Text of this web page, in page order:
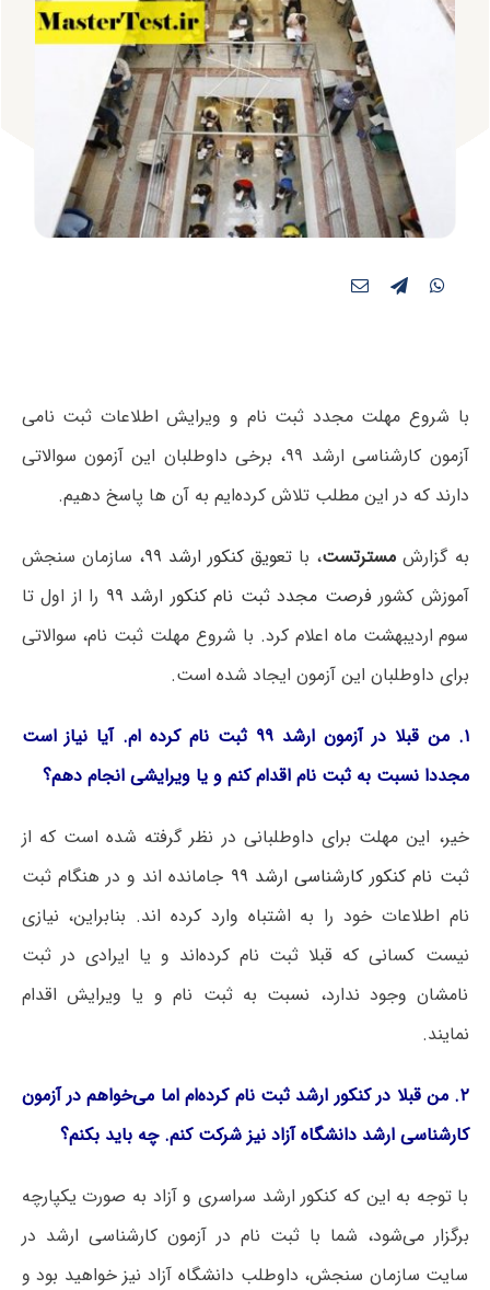
با شروع مهلت مجدد ثبت نام و ویرایش اطلاعات ثبت نامی
آزمون کارشناسی ارشد ۹۹، برخی داوطلبان این آزمون سوالاتی
دارند که در این مطلب تلاش کرده‌ایم به آن ها پاسخ دهیم.
به گزارش مسترتست، با تعویق کنکور ارشد ۹۹
، سازمان سنجش
آموزش کشورفرصت مجدد ثبت نام کنکور ارشد ۹۹
را از اول تا
سوم اردیبهشت ماه اعلام کرد. با شروع مهلت ثبت نام، سوالاتی
برای داوطلبان این آزمون ایجاد شده است.
۱. من قبلا در آزمون ارشد ۹۹ ثبت نام کرده ام. آیا نیاز است
مجددا نسبت به ثبت نام اقدام کنم و یا ویرایشی انجام دهم؟
خیر، این مهلت برای داوطلبانی در نظر گرفته شده است که از
ثبت نام کنکور کارشناسی ارشد ۹۹
جامانده اند و در هنگام ثبت
نام اطلاعات خود را به اشتباه وارد کرده اند. بنابراین، نیازی
نیست کسانی که قبلا ثبت نام کرده‌اند و یا ایرادی در ثبت
نامشان وجود ندارد، نسبت به ثبت نام و یا ویرایش اقدام
نمایند.
۲. من قبلا در کنکور ارشد ثبت نام کرده‌ام اما می‌خواهم در آزمون
کارشناسی ارشد دانشگاه آزاد نیز شرکت کنم. چه باید بکنم؟
با توجه به این که کنکور ارشد سراسری و آزاد به صورت یکپارچه
برگزار می‌شود، شما با ثبت نام در آزمون کارشناسی ارشد در
سایت سازمان سنجش، داوطلب دانشگاه آزاد نیز خواهید بود و